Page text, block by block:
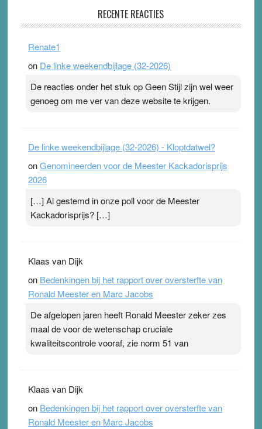
Ward van Beek
topsporters. Ze hopen ermee hun hartslag te verlagen
terwijl ze meer zuurstof opnemen. Daarop heeft zo’n
ademen’ kan goud waard zijn. Door…Lees meer
Pleisterplakkers in de topspsort ›[...]
RECENTE REACTIES
Renate1
on De linke weekendbijlage (32-2026)
De reacties onder het stuk op Geen Stijl zijn wel weer
genoeg om me ver van deze website te krijgen.
De linke weekendbijlage (32-2026) - Kloptdatwel?
onGenomineerden voor de Meester Kackadorisprijs
2026
[…] Al gestemd in onze poll voor de Meester
Kackadorisprijs? […]
Klaas van Dijk
on Bedenkingen bij het rapport over oversterfte van
Ronald Meester en Marc Jacobs
De afgelopen jaren heeft Ronald Meester zeker zes
maal de voor de wetenschap cruciale
kwaliteitscontrole vooraf, zie norm 51 van
Klaas van Dijk
on Bedenkingen bij het rapport over oversterfte van
Ronald Meester en Marc Jacobs